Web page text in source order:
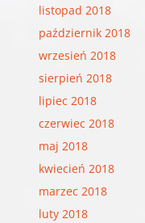
listopad 2018
październik 2018
wrzesień 2018
sierpień 2018
lipiec 2018
czerwiec 2018
maj 2018
kwiecień 2018
marzec 2018
luty 2018